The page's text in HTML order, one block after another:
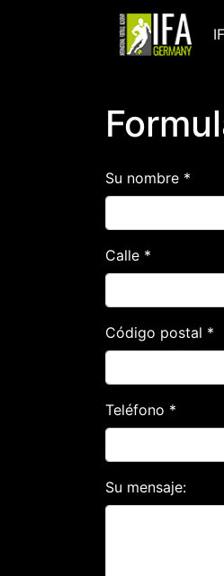
Su nombre *
Calle *
Código postal *
Teléfono *
Su mensaje: